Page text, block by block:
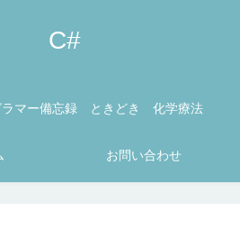
C#
ラマー備忘録 ときどき 化学療法
お問い合わせ